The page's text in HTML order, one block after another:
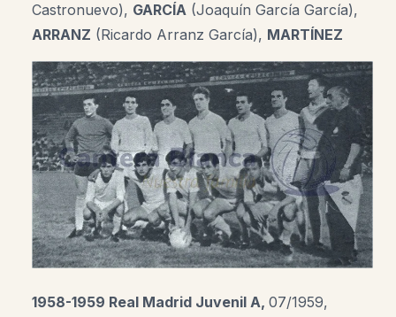
Castronuevo), GARCÍA (Joaquín García García),
ARRANZ (Ricardo Arranz García), MARTÍNEZ
1958-1959 Real Madrid Juvenil A, 07/1959,